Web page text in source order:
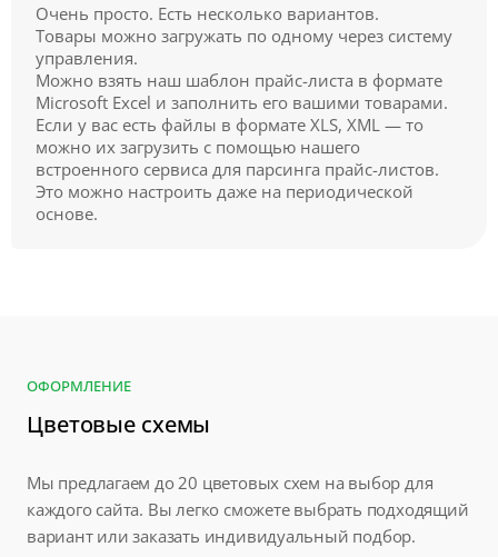
Очень просто. Есть несколько вариантов.
Товары можно загружать по одному через систему
управления.
Можно взять наш шаблон прайс-листа в формате
Microsoft Excel и заполнить его вашими товарами.
Если у вас есть файлы в формате XLS, XML — то
можно их загрузить с помощью нашего
встроенного сервиса для парсинга прайс-листов.
Это можно настроить даже на периодической
основе.
ОФОРМЛЕНИЕ
Цветовые схемы
Мы предлагаем до 20 цветовых схем на выбор для
каждого сайта. Вы легко сможете выбрать подходящий
вариант или заказать индивидуальный подбор.